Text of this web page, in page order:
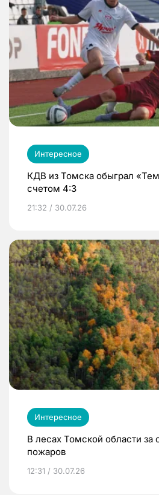
Интересное
КДВ из Томска обыграл
счетом 4:3
21:32 / 30.07.26
Интересное
В лесах Томской области за
пожаров
12:31 / 30.07.26